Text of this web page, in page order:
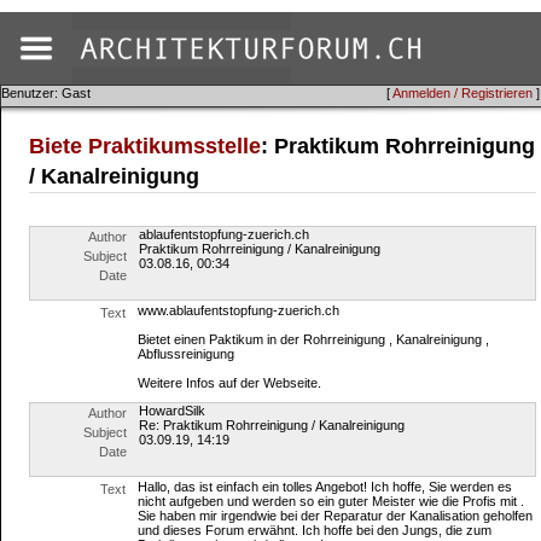
[Anmelden / Registrieren ]
Benutzer: Gast
Biete Praktikumsstelle: Praktikum Rohrreinigung
/ Kanalreinigung
Author
ablaufentstopfung-zuerich.ch
Subject
Praktikum Rohrreinigung / Kanalreinigung
Date
03.08.16, 00:34
Text
www.ablaufentstopfung-zuerich.ch
Bietet einen Paktikum in der Rohrreinigung , Kanalreinigung ,
Abflussreinigung
Weitere Infos auf der Webseite.
Author
HowardSilk
Subject
Re: Praktikum Rohrreinigung / Kanalreinigung
Date
03.09.19, 14:19
Text
Hallo, das ist einfach ein tolles Angebot! Ich hoffe, Sie werden es
nicht aufgeben und werden so ein guter Meister wie die Profis mit .
Sie haben mir irgendwie bei der Reparatur der Kanalisation geholfen
und dieses Forum erwähnt. Ich hoffe bei den Jungs, die zum